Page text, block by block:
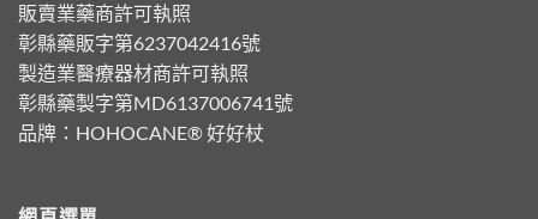
販賣業藥商許可執照
彰縣藥販字第6237042416號
製造業醫療器材商許可執照
彰縣藥製字第MD6137006741號
品牌： HOHOCANE® 好好杖